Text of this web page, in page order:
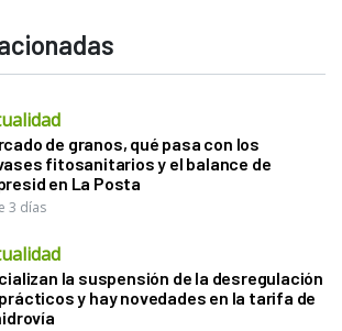
de granos, qué pasa con los
fitosanitarios y el balance de
en La Posta
3 días
la suspensión de la desregulación
y hay novedades en la tarifa de